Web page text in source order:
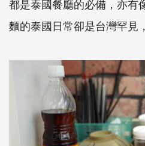
都是泰國餐廳的必備，亦有
麵的泰國日常卻是台灣罕見